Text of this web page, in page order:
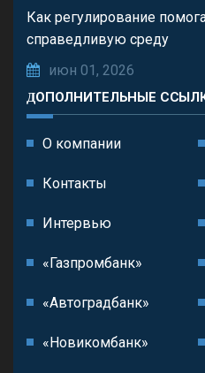
Как регулирование
справедливую среду
июн 01, 2026
ДОПОЛНИТЕЛЬНЫЕ
О компании
Контакты
Интервью
«Газпромбанк»
«Автоградбанк»
«Новикомбанк»